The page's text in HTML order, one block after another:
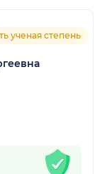
ученая степень